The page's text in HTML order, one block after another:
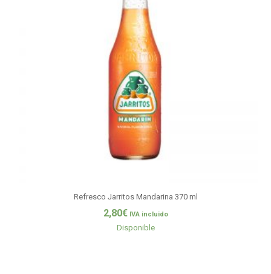
Refresco Jarritos Mandarina 370 ml
2,80€ IVA incluido
Disponible